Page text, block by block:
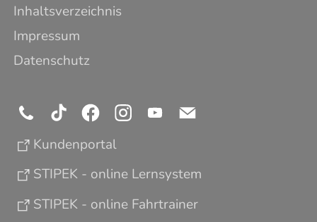
Inhaltsverzeichnis
Impressum
Datenschutz
Kundenportal
STIPEK - online Lernsystem
STIPEK - online Fahrtrainer